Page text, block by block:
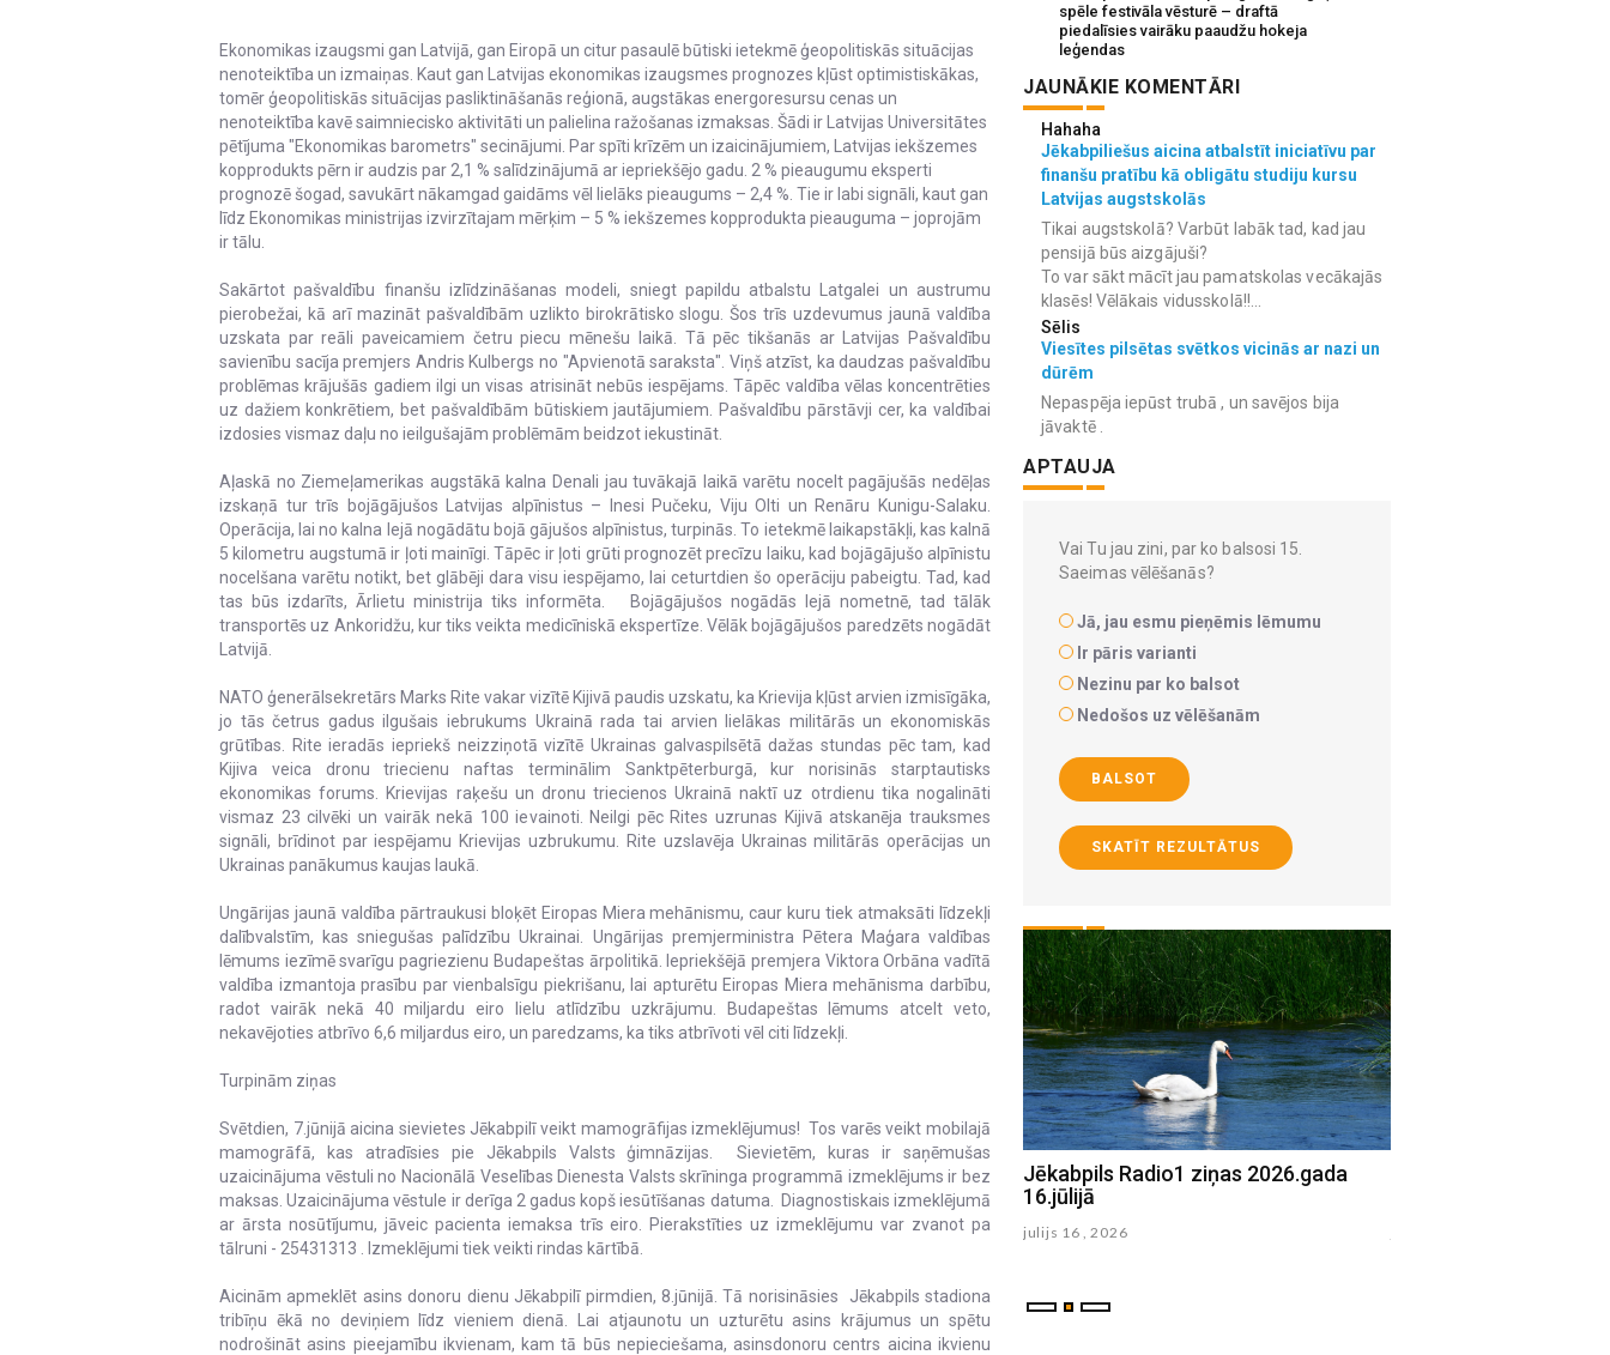
Ekonomikas izaugsmi gan Latvijā, gan Eiropā un citur pasaulē būtiski ietekmē ģeopolitiskās situācijas
nenoteiktība un izmaiņas. Kaut gan Latvijas ekonomikas izaugsmes prognozes kļūst optimistiskākas,
tomēr ģeopolitiskās situācijas pasliktināšanās reģionā, augstākas energoresursu cenas un
nenoteiktība kavē saimniecisko aktivitāti un palielina ražošanas izmaksas. Šādi ir Latvijas Universitātes
pētījuma "Ekonomikas barometrs" secinājumi. Par spīti krīzēm un izaicinājumiem, Latvijas iekšzemes
kopprodukts pērn ir audzis par 2,1 % salīdzinājumā ar iepriekšējo gadu. 2 % pieaugumu eksperti
prognozē šogad, savukārt nākamgad gaidāms vēl lielāks pieaugums – 2,4 %. Tie ir labi signāli, kaut gan
līdz Ekonomikas ministrijas izvirzītajam mērķim – 5 % iekšzemes kopprodukta pieauguma – joprojām
ir tālu.
Sakārtot pašvaldību finanšu izlīdzināšanas modeli, sniegt papildu atbalstu Latgalei un austrumu
pierobežai, kā arī mazināt pašvaldībām uzlikto birokrātisko slogu. Šos trīs uzdevumus jaunā valdība
uzskata par reāli paveicamiem četru piecu mēnešu laikā. Tā pēc tikšanās ar Latvijas Pašvaldību
savienību sacīja premjers Andris Kulbergs no "Apvienotā saraksta". Viņš atzīst, ka daudzas pašvaldību
problēmas krājušās gadiem ilgi un visas atrisināt nebūs iespējams. Tāpēc valdība vēlas koncentrēties
uz dažiem konkrētiem, bet pašvaldībām būtiskiem jautājumiem. Pašvaldību pārstāvji cer, ka valdībai
izdosies vismaz daļu no ieilgušajām problēmām beidzot iekustināt.
Aļaskā no Ziemeļamerikas augstākā kalna Denali jau tuvākajā laikā varētu nocelt pagājušās nedēļas
izskaņā tur trīs bojāgājušos Latvijas alpīnistus – Inesi Pučeku, Viju Olti un Renāru Kunigu-Salaku.
Operācija, lai no kalna lejā nogādātu bojā gājušos alpīnistus, turpinās. To ietekmē laikapstākļi, kas kalnā
5 kilometru augstumā ir ļoti mainīgi. Tāpēc ir ļoti grūti prognozēt precīzu laiku, kad bojāgājušo alpīnistu
nocelšana varētu notikt, bet glābēji dara visu iespējamo, lai ceturtdien šo operāciju pabeigtu. Tad, kad
tas būs izdarīts, Ārlietu ministrija tiks informēta. Bojāgājušos nogādās lejā nometnē, tad tālāk
transportēs uz Ankoridžu, kur tiks veikta medicīniskā ekspertīze. Vēlāk bojāgājušos paredzēts nogādāt
Latvijā.
NATO ģenerālsekretārs Marks Rite vakar vizītē Kijivā paudis uzskatu, ka Krievija kļūst arvien izmisīgāka,
jo tās četrus gadus ilgušais iebrukums Ukrainā rada tai arvien lielākas militārās un ekonomiskās
grūtības. Rite ieradās iepriekš neizziņotā vizītē Ukrainas galvaspilsētā dažas stundas pēc tam, kad
Kijiva veica dronu triecienu naftas terminālim Sanktpēterburgā, kur norisinās starptautisks
ekonomikas forums. Krievijas raķešu un dronu triecienos Ukrainā naktī uz otrdienu tika nogalināti
vismaz 23 cilvēki un vairāk nekā 100 ievainoti. Neilgi pēc Rites uzrunas Kijivā atskanēja trauksmes
signāli, brīdinot par iespējamu Krievijas uzbrukumu. Rite uzslavēja Ukrainas militārās operācijas un
Ukrainas panākumus kaujas laukā.
Ungārijas jaunā valdība pārtraukusi bloķēt Eiropas Miera mehānismu, caur kuru tiek atmaksāti līdzekļi
dalībvalstīm, kas sniegušas palīdzību Ukrainai. Ungārijas premjerministra Pētera Maģara valdības
lēmums iezīmē svarīgu pagriezienu Budapeštas ārpolitikā. Iepriekšējā premjera Viktora Orbāna vadītā
valdība izmantoja prasību par vienbalsīgu piekrišanu, lai apturētu Eiropas Miera mehānisma darbību,
radot vairāk nekā 40 miljardu eiro lielu atlīdzību uzkrājumu. Budapeštas lēmums atcelt veto,
nekavējoties atbrīvo 6,6 miljardus eiro, un paredzams, ka tiks atbrīvoti vēl citi līdzekļi.
Turpinām ziņas
Svētdien, 7.jūnijā aicina sievietes Jēkabpilī veikt mamogrāfijas izmeklējumus! Tos varēs veikt mobilajā
mamogrāfā, kas atradīsies pie Jēkabpils Valsts ģimnāzijas. Sievietēm, kuras ir saņēmušas
uzaicinājuma vēstuli no Nacionālā Veselības Dienesta Valsts skrīninga programmā izmeklējums ir bez
maksas. Uzaicinājuma vēstule ir derīga 2 gadus kopš iesūtīšanas datuma. Diagnostiskais izmeklējumā
ar ārsta nosūtījumu, jāveic pacienta iemaksa trīs eiro. Pierakstīties uz izmeklējumu var zvanot pa
tālruni - 25431313 . Izmeklējumi tiek veikti rindas kārtībā.
Aicinām apmeklēt asins donoru dienu Jēkabpilī pirmdien, 8.jūnijā. Tā norisināsies Jēkabpils stadiona
tribīņu ēkā no deviņiem līdz vieniem dienā. Lai atjaunotu un uzturētu asins krājumus un spētu
nodrošināt asins pieejamību ikvienam, kam tā būs nepieciešama, asinsdonoru centrs aicina ikvienu
spēle festivāla vēsturē – draftā
piedalīsies vairāku paaudžu hokeja
leģendas
JAUNĀKIE KOMENTĀRI
Hahaha
Jēkabpiliešus aicina atbalstīt iniciatīvu par
finanšu pratību kā obligātu studiju kursu
Latvijas augstskolās
Tikai augstskolā? Varbūt labāk tad, kad jau
pensijā būs aizgājuši?
To var sākt mācīt jau pamatskolas vecākajās
klasēs! Vēlākais vidusskolā!!...
Sēlis
Viesītes pilsētas svētkos vicinās ar nazi un
dūrēm
Nepaspēja iepūst trubā , un savējos bija
jāvaktē .
APTAUJA
Vai Tu jau zini, par ko balsosi 15.
Saeimas vēlēšanās?
Jā, jau esmu pieņēmis lēmumu
Ir pāris varianti
Nezinu par ko balsot
Nedošos uz vēlēšanām
BALSOT
SKATĪT REZULTĀTUS
Jēkabpils Radio1 ziņas 2026.gada
17.jūlijā
julijs 17 , 2026
Jēkabpils Radio1 ziņas 2026.gada
16.jūlijā
julijs 16 , 2026